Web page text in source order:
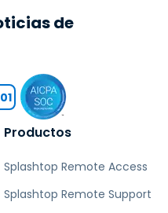
Productos
Splashtop Remote Access
Splashtop Remote Support
de